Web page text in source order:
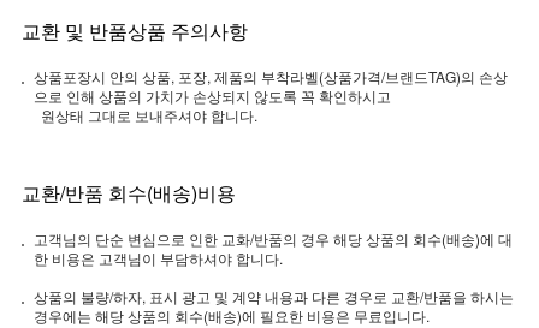
교환 및 반품상품 주의사항
상품포장시 안의 상품, 포장, 제품의 부착라벨(상품가격/브랜드TAG)의 손상
으로 인해 상품의 가치가 손상되지 않도록 꼭 확인하시고
원상태 그대로 보내주셔야 합니다.
교환/반품 회수(배송)비용
고객님의 단순 변심으로 인한 교화/반품의 경우 해당 상품의 회수(배송)에 대
한 비용은 고객님이 부담하셔야 합니다.
상품의 불량/하자, 표시 광고 및 계약 내용과 다른 경우로 교환/반품을 하시는
경우에는 해당 상품의 회수(배송)에 필요한 비용은 무료입니다.